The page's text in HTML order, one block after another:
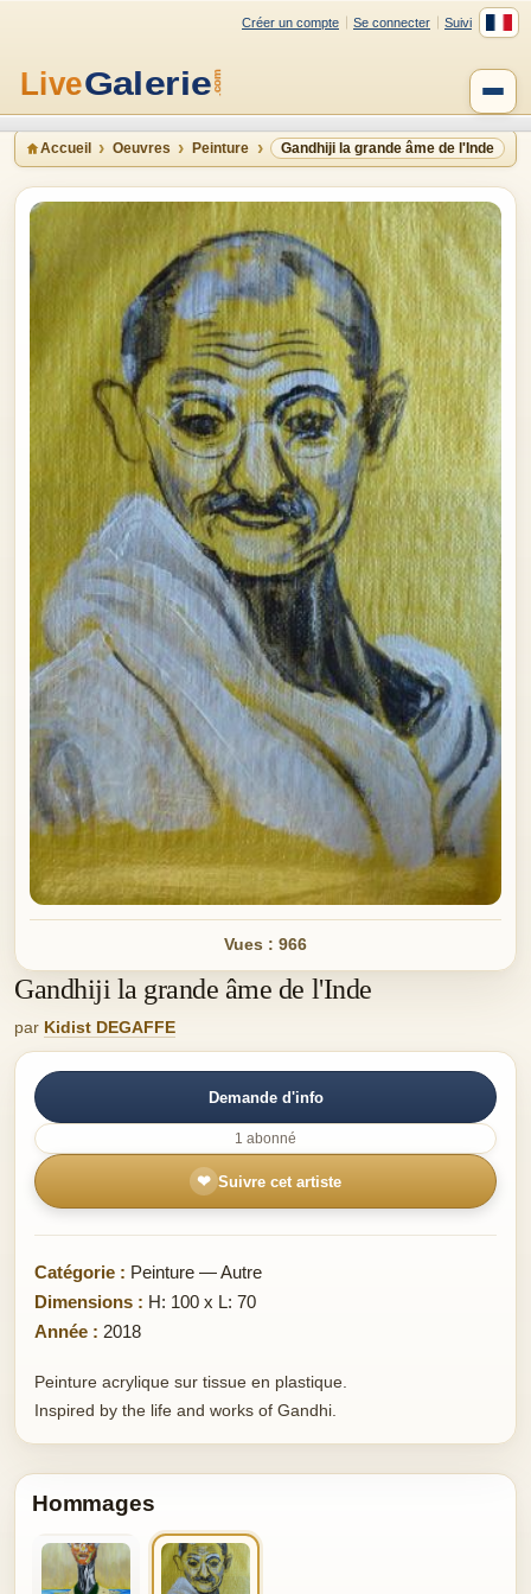
Créer un compte Se connecter Suivi
Accueil Oeuvres Peinture Gandhiji la grande âme de l'Inde
Vues : 966
Gandhiji la grande âme de l'Inde
par Kidist DEGAFFE
Demande d'info
1 abonné
❤ Suivre cet artiste
Catégorie : Peinture — Autre
Dimensions : H: 100 x L: 70
Année : 2018
Peinture acrylique sur tissue en plastique.
Inspired by the life and works of Gandhi.
Hommages